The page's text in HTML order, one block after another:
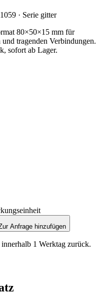
· Serie gitter
80×50×15 mm für
tragenden Verbindungen.
sofort ab Lager.
Anfrage hinzufügen
1 Werktag zurück.